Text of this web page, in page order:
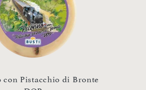
con Pistacchio di Bronte